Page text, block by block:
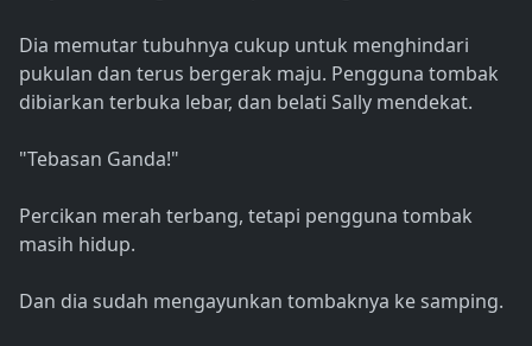
Dia memutar tubuhnya cukup untuk menghindari
pukulan dan terus bergerak maju. Pengguna tombak
dibiarkan terbuka lebar, dan belati Sally mendekat.
"Tebasan Ganda!"
Percikan merah terbang, tetapi pengguna tombak
masih hidup.
Dan dia sudah mengayunkan tombaknya ke samping.